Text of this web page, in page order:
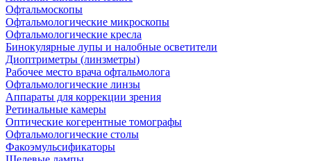
Офтальмоскопы
Офтальмологические микроскопы
Офтальмологические кресла
Бинокулярные лупы и налобные осветители
Диоптриметры (линзметры)
Рабочее место врача офтальмолога
Офтальмологические линзы
Аппараты для коррекции зрения
Ретинальные камеры
Оптические когерентные томографы
Офтальмологические столы
Факоэмульсификаторы